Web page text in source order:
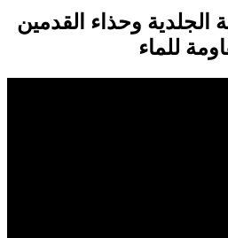
الجلدية وحذاء القدمين
للماء